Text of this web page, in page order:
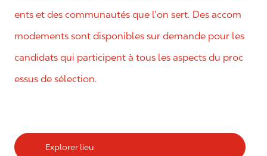
ents et des communautés que l’on sert. Des accom
modements sont disponibles sur demande pour les
candidats qui participent à tous les aspects du proc
essus de sélection.
Explorer lieu